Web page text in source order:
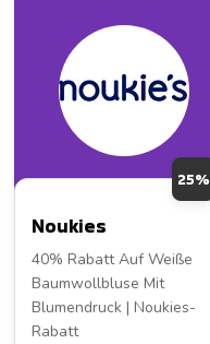
25%
Noukies
40% Rabatt Auf Weiße
Baumwollbluse Mit
Blumendruck | Noukies-
Rabatt